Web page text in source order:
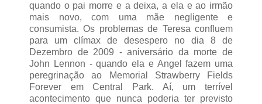
quando o pai morre e a deixa, a ela e ao irmão
mais novo, com uma mãe negligente e
consumista. Os problemas de Teresa confluem
para um clímax de desespero no dia 8 de
Dezembro de 2009 - aniversário da morte de
John Lennon - quando ela e Angel fazem uma
peregrinação ao Memorial Strawberry Fields
Forever em Central Park. Aí, um terrível
acontecimento que nunca poderia ter previsto